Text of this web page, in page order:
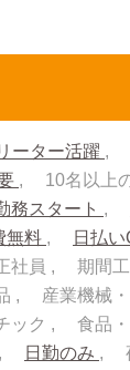
ーター活躍
10名以上
務スタート
無料 日払い
社員
期間
産業機械
ック 食品
日勤のみ